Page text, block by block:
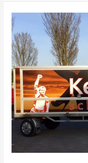
Kees
Kist
damesschoenen
nieuwe
belettering